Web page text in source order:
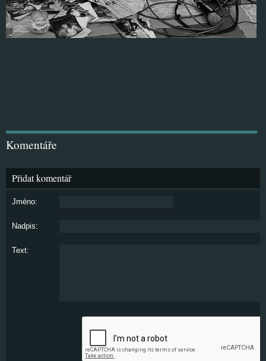
Komentáře
Přidat komentář
Jméno:
Nadpis:
Text: